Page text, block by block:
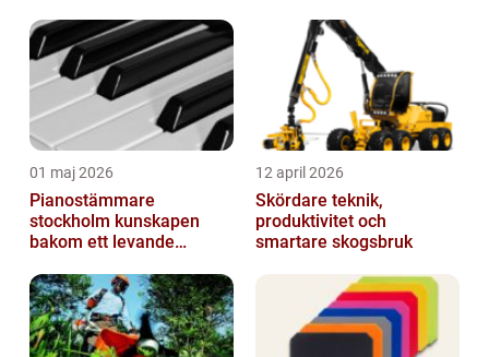
01 maj 2026
Pianostämmare
stockholm kunskapen
bakom ett levande
12 april 2026
Skördare teknik,
produktivitet och
smartare skogsbruk